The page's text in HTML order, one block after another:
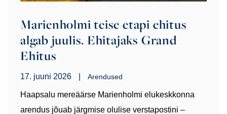
Marienholmi teise etapi ehitus
algab juulis. Ehitajaks Grand
Ehitus
17. juuni 2026 Arendused
Haapsalu mereäärse Marienholmi elukeskkonna
arendus jõuab järgmise olulise verstapostini –